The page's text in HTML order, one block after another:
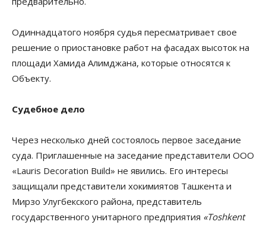
Одиннадцатого ноября судья пересматривает свое
решение о приостановке работ на фасадах высоток на
площади Хамида Алимджана, которые относятся к
Объекту.
Судебное дело
Через несколько дней состоялось первое заседание
суда. Приглашенные на заседание представители ООО
«Lauris Decoration Build» не явились. Его интересы
защищали представители хокимиятов Ташкента и
Мирзо Улугбекского района, представитель
государственного унитарного предприятия «Toshkent